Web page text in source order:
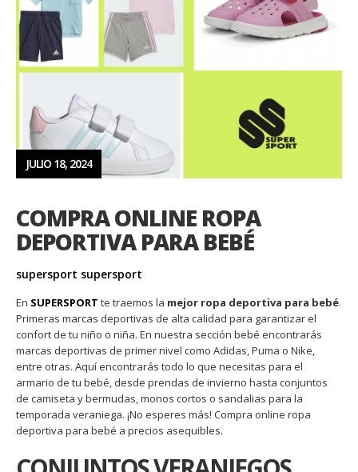
JULIO 18, 2024
COMPRA ONLINE ROPA
DEPORTIVA PARA BEBÉ
supersport supersport
En SUPERSPORT te traemos la mejor ropa deportiva para bebé.
Primeras marcas deportivas de alta calidad para garantizar el
confort de tu niño o niña. En nuestra sección bebé encontrarás
marcas deportivas de primer nivel como Adidas, Puma o Nike,
entre otras. Aquí encontrarás todo lo que necesitas para el
armario de tu bebé, desde prendas de invierno hasta conjuntos
de camiseta y bermudas, monos cortos o sandalias para la
temporada veraniega. ¡No esperes más! Compra online ropa
deportiva para bebé a precios asequibles.